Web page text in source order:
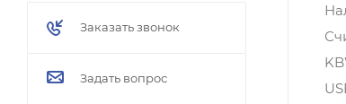
Заказать звонок
Задать вопрос